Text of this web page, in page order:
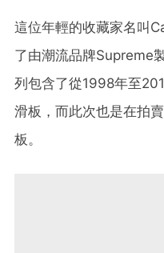
這位年輕的收藏家名叫
了由潮流品牌Supreme
列包含了從1998年至
滑板，而此次也是在拍
板。